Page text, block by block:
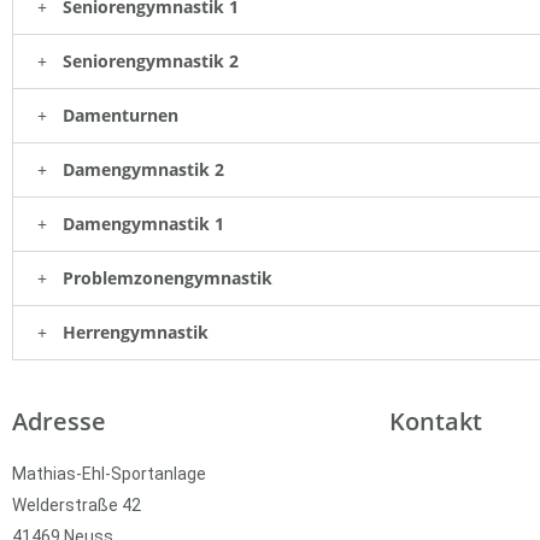
Seniorengymnastik 1
Seniorengymnastik 2
Damenturnen
Damengymnastik 2
Damengymnastik 1
Problemzonengymnastik
Herrengymnastik
Adresse
Mathias-Ehl-Sportanlage
Welderstraße 42
Kontakt